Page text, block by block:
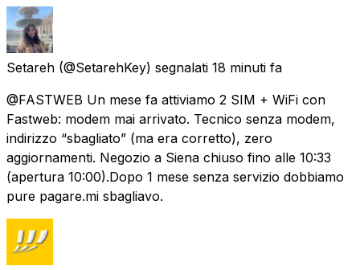
Setareh (@SetarehKey) segnalati 18 minuti fa
@FASTWEB Un mese fa attiviamo 2 SIM + WiFi con
Fastweb: modem mai arrivato. Tecnico senza modem,
indirizzo “sbagliato” (ma era corretto), zero
aggiornamenti. Negozio a Siena chiuso fino alle 10:33
(apertura 10:00).Dopo 1 mese senza servizio dobbiamo
pure pagare.mi sbagliavo.